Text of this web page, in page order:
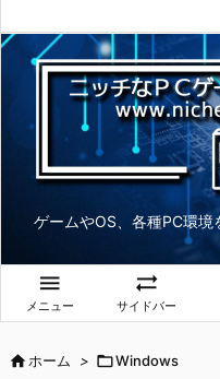
ゲームやOS、各種PC環

メニュー

サイドバー
ホーム > Windows